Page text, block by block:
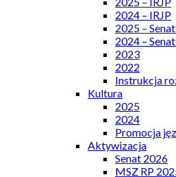
2024 – IRJP
2025 –
2024 –
2023
2022
Instrukcja
Kultura
2025
2024
Promocja
Aktywizacja
Senat 2026
MSZ RP